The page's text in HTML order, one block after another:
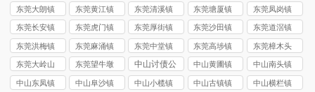
讨债公司
讨债公司
讨债公司
讨债公司
讨债公司
东莞大朗镇
讨债公司
东莞黄江镇
讨债公司
东莞清溪镇
讨债公司
东莞塘厦镇
讨债公司
东莞凤岗镇
讨债公司
东莞长安镇
讨债公司
东莞虎门镇
讨债公司
东莞厚街镇
讨债公司
东莞沙田镇
讨债公司
东莞道滘镇
讨债公司
东莞洪梅镇
讨债公司
东莞麻涌镇
讨债公司
东莞中堂镇
讨债公司
东莞高埗镇
讨债公司
东莞樟木头
镇讨债公司
东莞大岭山
镇讨债公司
东莞望牛墩
镇讨债公司
中山讨债公
司
中山黄圃镇
讨债公司
中山南头镇
讨债公司
中山东凤镇
中山阜沙镇
中山小榄镇
中山古镇镇
中山横栏镇